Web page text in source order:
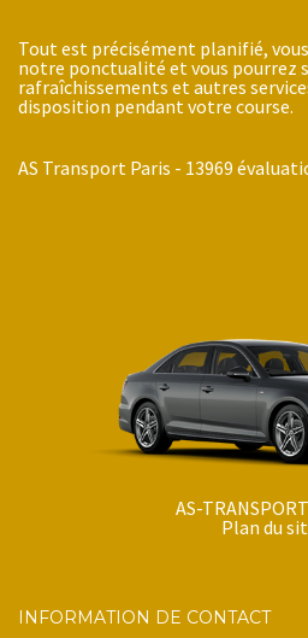
Tout est précisément planifié,
notre ponctualité et vous pourrez
rafraîchissements et autres
disposition pendant votre course.
AS Transport Paris - 13969
AS-
Plan du
INFORMATION DE CONTACT